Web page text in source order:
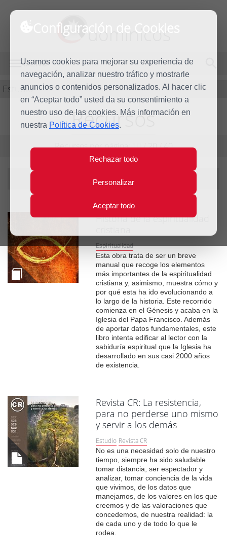
Configuración de Cookies
Usamos cookies para mejorar su experiencia de
navegación, analizar nuestro tráfico y mostrarle
anuncios o contenidos personalizados. Al hacer clic
en “Aceptar todo” usted da su consentimiento a
nuestro uso de las cookies. Más información en
nuestra Política de Cookies.
Rechazar todo
Personalizar
Aceptar todo
dominicos
MENÚ
Estudio
Recursos
Recursos por página:10/20/40
Filtrando por año:2019
Historia de la espiritualidad
Espiritualidad
Esta obra trata de ser un breve
manual que recoge los elementos
más importantes de la espiritualidad
cristiana y, asimismo, muestra cómo ­y
por qué­­ esta ha ido evolucionando a
lo largo de la historia. Este recorrido
comienza en el Génesis y acaba en la
Iglesia del Papa Francisco. Además
de aportar datos fundamentales, este
libro intenta edificar al lector con la
sabiduría espiritual que la Iglesia ha
desarrollado en sus casi 2000 años
de existencia.
Revista CR: La resistencia,
para no perderse uno mismo
y servir a los demás
Estudio Revista CR
No es una necesidad solo de nuestro
tiempo, siempre ha sido saludable
tomar distancia, ser espectador y
analizar, tomar conciencia de la vida
que vivimos, de los datos que
manejamos, de los valores en los que
creemos y de las valoraciones que
concedemos, de nuestra realidad: la
de cada uno y de todo lo que le
rodea.